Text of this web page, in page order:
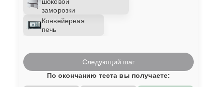
заморозки
Конвейерная
печь
Следующий шаг
По окончанию теста вы получаете: